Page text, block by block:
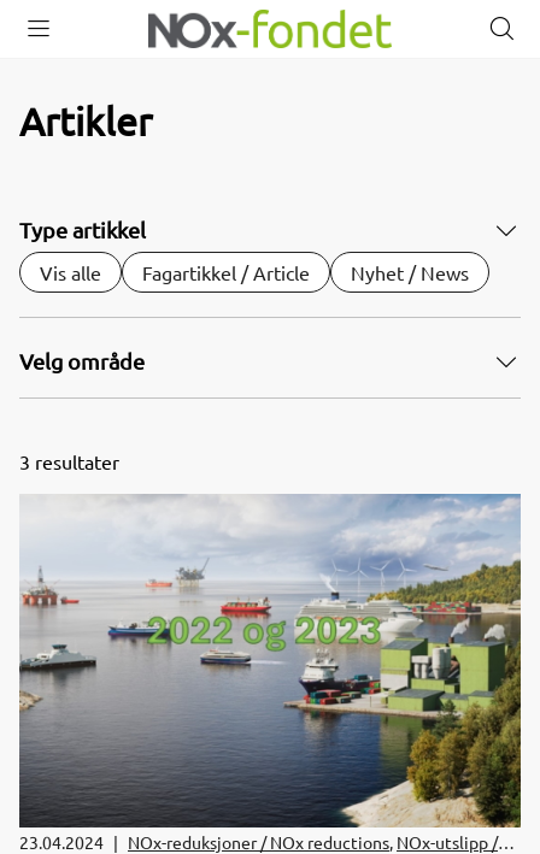
Artikler
Type artikkel
Vis alle Fagartikkel / Article Nyhet / News
Velg område
3 resultater
23.04.2024 | NOx-reduksjoner / NOx reductions NOx-utslipp /